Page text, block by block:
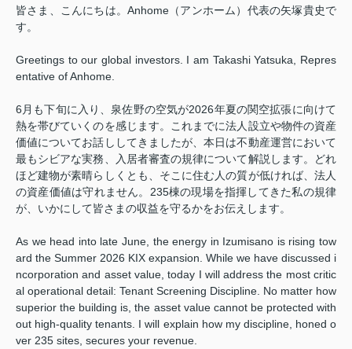
皆さま、こんにちは。Anhome（アンホーム）代表の矢塚貴史で
す。
Greetings to our global investors. I am Takashi Yatsuka, Repres
entative of Anhome.
6月も下旬に入り、泉佐野の空気が2026年夏の関空拡張に向けて
熱を帯びていくのを感じます。これまでに法人設立や物件の資産
価値についてお話ししてきましたが、本日は不動産運営において
最もシビアな実務、入居者審査の規律について解説します。どれ
ほど建物が素晴らしくとも、そこに住む人の質が低ければ、法人
の資産価値は守れません。235棟の現場を指揮してきた私の規律
が、いかにして皆さまの収益を守るかをお伝えします。
As we head into late June, the energy in Izumisano is rising tow
ard the Summer 2026 KIX expansion. While we have discussed i
ncorporation and asset value, today I will address the most critic
al operational detail: Tenant Screening Discipline. No matter how
superior the building is, the asset value cannot be protected with
out high-quality tenants. I will explain how my discipline, honed o
ver 235 sites, secures your revenue.